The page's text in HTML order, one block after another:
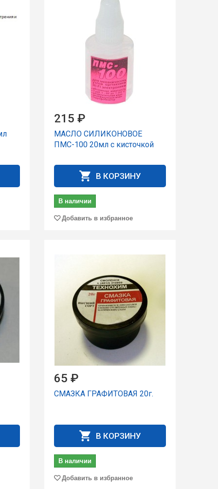
215 ₽
МАСЛО СИЛИКОНОВОЕ
ПМС-100 20мл с кисточкой
В КОРЗИНУ
В наличии
Добавить в избранное
65 ₽
СМАЗКА ГРАФИТОВАЯ 20г.
В КОРЗИНУ
В наличии
Добавить в избранное